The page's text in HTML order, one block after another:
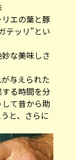
エの葉と豚
テッリ”とい
な美味しさ
与えられた
る時間を分
て昔から助
と、さらに